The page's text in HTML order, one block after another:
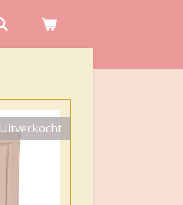
Uitverkocht